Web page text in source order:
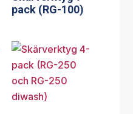
pack (RG-100)